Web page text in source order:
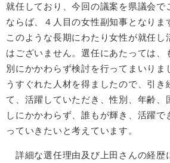
就任しており、今回の議案を県議会で
ならば、４人目の女性副知事となりま
このような長期にわたり女性が就任し
はございません。選任にあたっては、
別にかかわらず検討を行ってまいりま
うすぐれた人材を得ましたので、引き
て、活躍していただき、性別、年齢、
しにかかわらず、誰もが輝き、活躍
っていきたいと考えています。
詳細な選任理由及び上田さんの経歴